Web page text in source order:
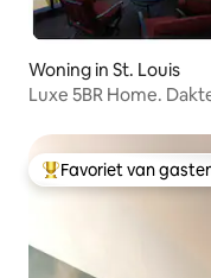
Woning in St. Louis
Luxe 5BR Home.
Topfavoriet van
Favoriet van